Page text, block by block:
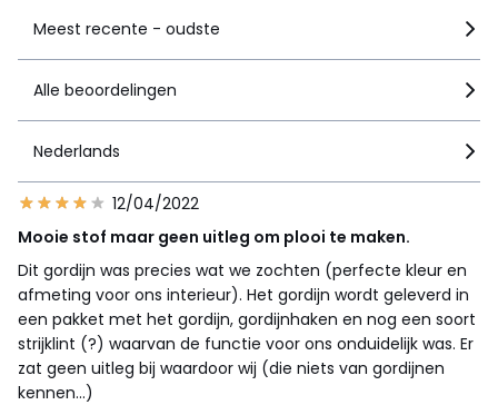
Meest recente - oudste
Alle beoordelingen
Nederlands
12/04/2022
Mooie stof maar geen uitleg om plooi te maken.
Dit gordijn was precies wat we zochten (perfecte kleur en
afmeting voor ons interieur). Het gordijn wordt geleverd in
een pakket met het gordijn, gordijnhaken en nog een soort
strijklint (?) waarvan de functie voor ons onduidelijk was. Er
zat geen uitleg bij waardoor wij (die niets van gordijnen
kennen...)